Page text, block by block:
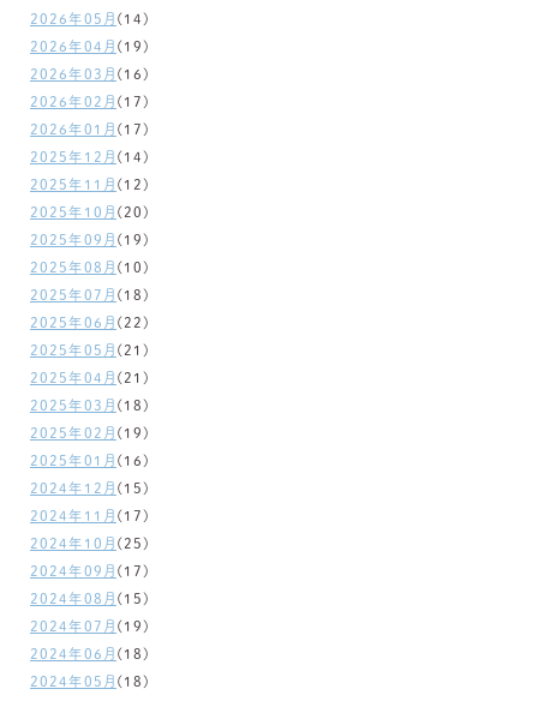
2026年05月 (14)
2026年04月 (19)
2026年03月 (16)
2026年02月 (17)
2026年01月 (17)
2025年12月 (14)
2025年11月 (12)
2025年10月 (20)
2025年09月 (19)
2025年08月 (10)
2025年07月 (18)
2025年06月 (22)
2025年05月 (21)
2025年04月 (21)
2025年03月 (18)
2025年02月 (19)
2025年01月 (16)
2024年12月 (15)
2024年11月 (17)
2024年10月 (25)
2024年09月 (17)
2024年08月 (15)
2024年07月 (19)
2024年06月 (18)
2024年05月 (18)